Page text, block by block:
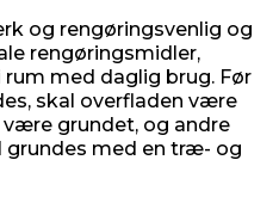
og rengøringsvenlig og
rengøringsmidler,
med daglig brug. Før
skal overfladen være
være grundet, og andre
grundes med en træ- og